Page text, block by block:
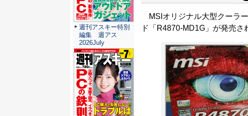
MSIオリジナル大型クーラ
ド「R4870-MD1G」が発売さ
週刊アスキー特別
編集 週アス
2026July